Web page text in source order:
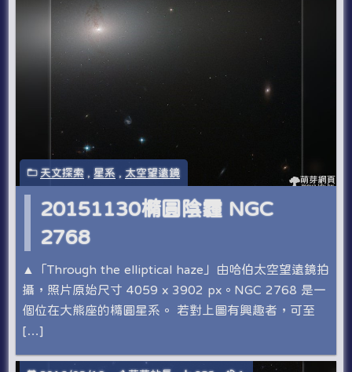
天文探索 ,星系 , 太空望遠鏡
20151130橢圓陰霾 NGC
2768
▲「Through the elliptical haze」由哈伯太空望遠鏡拍
攝，照片原始尺寸 4059 x 3902 px。NGC 2768 是一
個位在大熊座的橢圓星系。 若對上圖有興趣者，可至
[…]